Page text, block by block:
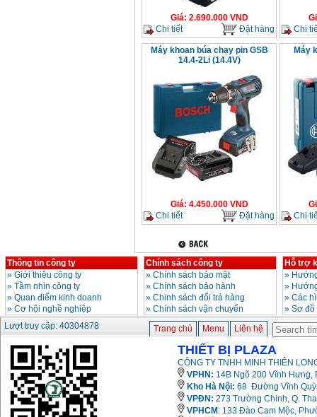
Giá: 2.690.000VND
Chi tiết
Đặt hàng
Chi
Máy khoan búa chạy pin GSB
14.4-2Li (14.4V)
Giá: 4.450.000VND
Chi tiết
Đặt hàng
Máy
Chi
Thông tin công ty
» Giới thiệu công ty
» Tầm nhìn công ty
» Quan điểm kinh doanh
» Cơ hội nghề nghiệp
Chính sách công ty
» Chính sách bảo mật
» Chính sách bảo hành
» Chinh sách đổi trả hàng
» Chính sách vận chuyển
Hỗ trợ
»
»
» Các
» Sơ
Lượt truy cập: 40304878
Trang chủ Menu Liên hệ
THIẾT BỊ PLAZA
CÔNG TY TNHH MINH THIÊN
VPHN: 14B Ngõ 200 Vĩnh Hưng,
Kho Hà Nội: 68 Đường Vĩnh
VPĐN: 273 Trường Chinh, Q.
VPHCM : 133 Đào Cam Mộc,